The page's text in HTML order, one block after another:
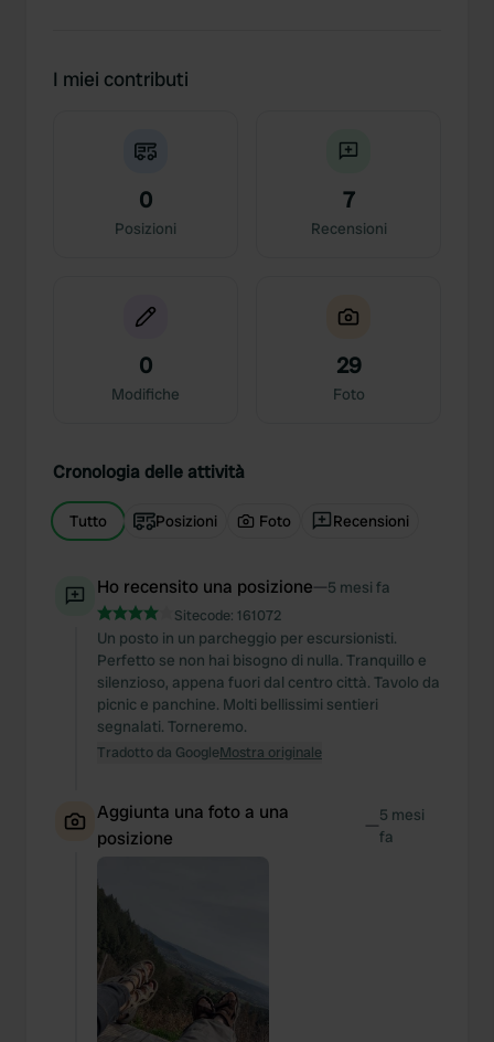
I miei contributi
0
Posizioni
7
Recensioni
0
Modifiche
29
Foto
Cronologia delle attività
Tutto Posizioni Foto Recensioni
Ho recensito una posizione—5 mesi fa
Sitecode: 161072
Un posto in un parcheggio per escursionisti.
Perfetto se non hai bisogno di nulla. Tranquillo e
silenzioso, appena fuori dal centro città. Tavolo da
picnic e panchine. Molti bellissimi sentieri
segnalati. Torneremo.
Tradotto da GoogleMostra originale
Aggiunta una foto a una
posizione
—5 mesi
fa